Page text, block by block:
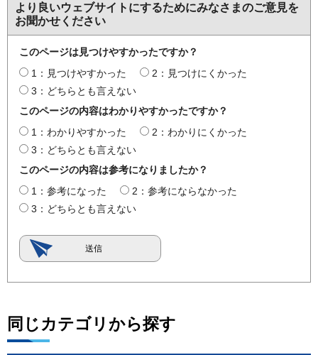
より良いウェブサイトにするためにみなさまのご意見を
お聞かせください
このページは見つけやすかったですか？
1：見つけやすかった
2：見つけにくかった
3：どちらとも言えない
このページの内容はわかりやすかったですか？
1：わかりやすかった
2：わかりにくかった
3：どちらとも言えない
このページの内容は参考になりましたか？
1：参考になった
2：参考にならなかった
3：どちらとも言えない
同じカテゴリから探す